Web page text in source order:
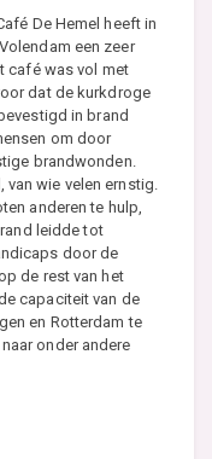
De Hemel heeft in
een zeer
café was vol met
dat de kurkdroge
in brand
om door
brandwonden.
wie velen ernstig.
anderen te hulp,
leidde tot
door de
de rest van het
capaciteit van de
en Rotterdam te
onder andere